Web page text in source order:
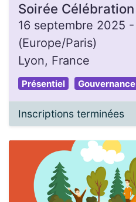
Soirée Célébration
16 septembre 2025 -
(Europe/Paris)
Lyon, France
Présentiel Gouvernance
Inscriptions terminées